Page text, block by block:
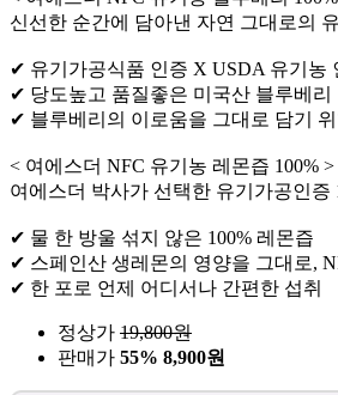
신선한 순간에 담아낸 자연 그대로의
✔ 유기가공식품 인증 X USDA 유기농
✔ 당도높고 품질좋은 미국산 블루베리
✔ 블루베리의 이로움을 그대로 담기
< 여에스더 NFC 유기농 레몬즙 100% >
여에스더 박사가 선택한 유기가공인증
✔ 물 한 방울 섞지 않은 100% 레몬즙
✔ 스페인산 생레몬의 영양을 그대로,
✔ 한 포로 언제 어디서나 간편한 섭취
정상가 19,800원
판매가 55% 8,900원